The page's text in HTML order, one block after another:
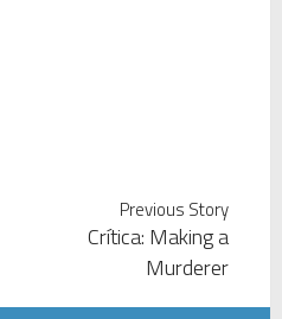
Previous Story
Crítica: Making a
Murderer